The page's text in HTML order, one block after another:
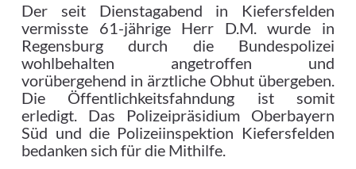
Der seit Dienstagabend in Kiefersfelden
vermisste 61-jährige Herr D.M. wurde in
Regensburg durch die Bundespolizei
wohlbehalten angetroffen und
vorübergehend in ärztliche Obhut übergeben.
Die Öffentlichkeitsfahndung ist somit
erledigt. Das Polizeipräsidium Oberbayern
Süd und die Polizeiinspektion Kiefersfelden
bedanken sich für die Mithilfe.